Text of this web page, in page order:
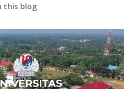
this blog